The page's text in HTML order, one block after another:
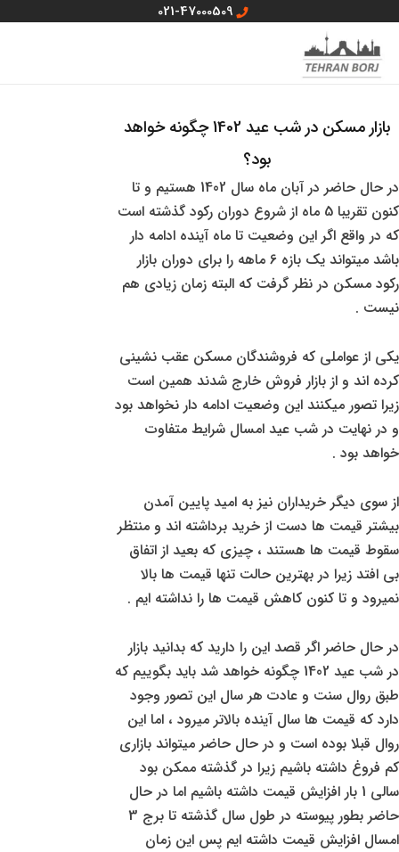
محتوا
021-47000509
بازار مسکن در شب عید 1402 چگونه خواهد
بود؟
در حال حاضر در آبان ماه سال 1402 هستیم و تا
کنون تقریبا 5 ماه از شروع دوران رکود گذشته است
که در واقع اگر این وضعیت تا ماه آینده ادامه دار
باشد میتواند یک بازه 6 ماهه را برای دوران بازار
رکود مسکن در نظر گرفت که البته زمان زیادی هم
نیست .
یکی از عواملی که فروشندگان مسکن عقب نشینی
کرده اند و از بازار فروش خارج شدند همین است
زیرا تصور میکنند این وضعیت ادامه دار نخواهد بود
و در نهایت در شب عید امسال شرایط متفاوت
خواهد بود .
از سوی دیگر خریداران نیز به امید پایین آمدن
بیشتر قیمت ها دست از خرید برداشته اند و منتظر
سقوط قیمت ها هستند ، چیزی که بعید از اتفاق
بی افتد زیرا در بهترین حالت تنها قیمت ها بالا
نمیرود و تا کنون کاهش قیمت ها را نداشته ایم .
در حال حاضر اگر قصد این را دارید که بدانید بازار
در شب عید 1402 چگونه خواهد شد باید بگوییم که
طبق روال سنت و عادت هر سال این تصور وجود
دارد که قیمت ها سال آینده بالاتر میرود ، اما این
روال قبلا بوده است و در حال حاضر میتواند بازاری
کم فروغ داشته باشیم زیرا در گذشته ممکن بود
سالی 1 بار افزایش قیمت داشته باشیم اما در حال
حاضر بطور پیوسته در طول سال گذشته تا برج 3
امسال افزایش قیمت داشته ایم پس این زمان